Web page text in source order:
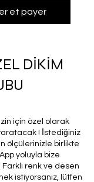
et payer
DİKİM
için özel olarak
! İstediğiniz
ölçülerinizle birlikte
yoluyla bize
renk ve desen
istiyorsanız, lütfen